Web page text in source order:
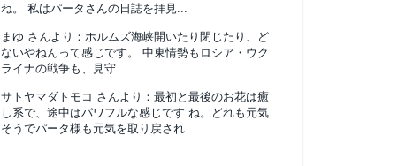
ね。 私はパータさんの日誌を拝見...
まゆ さんより： ホルムズ海峡開いたり閉じたり、ど
ないやねんって感じです。 中東情勢もロシア・ウク
ライナの戦争も、見守...
サトヤマダトモコ さんより： 最初と最後のお花は癒
し系で、途中はパワフルな感じです ね。どれも元気
そうでパータ様も元気を取り戻され...